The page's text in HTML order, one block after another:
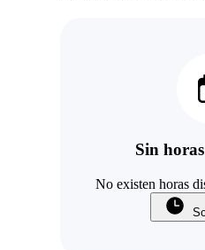
Sin
No existen horas